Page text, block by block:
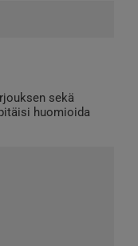
sekä
huomioida